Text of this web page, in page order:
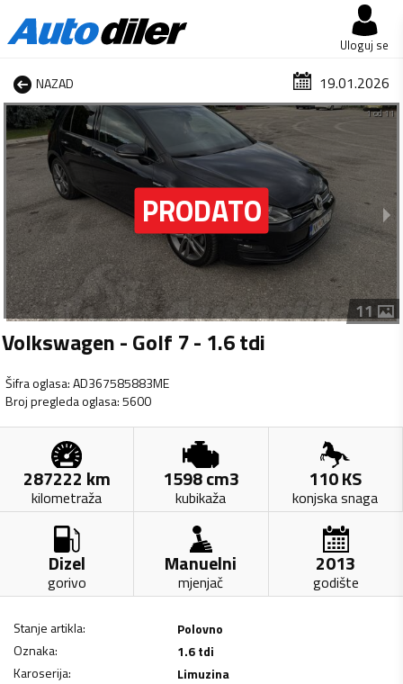
Uloguj se
NAZAD 19.01.2026
1 od 11
11
Volkswagen - Golf 7 - 1.6 tdi
Šifra oglasa:AD367585883ME
Broj pregleda oglasa:5600
287222 km
kilometraža
1598cm3
kubikaža
110KS
konjska snaga
Dizel
gorivo
Manuelni
mjenjač
2013
godište
Stanje artikla:
Polovno
Oznaka:
1.6 tdi
Karoserija:
Limuzina